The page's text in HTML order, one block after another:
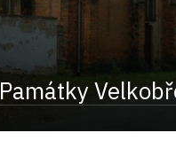
Památky